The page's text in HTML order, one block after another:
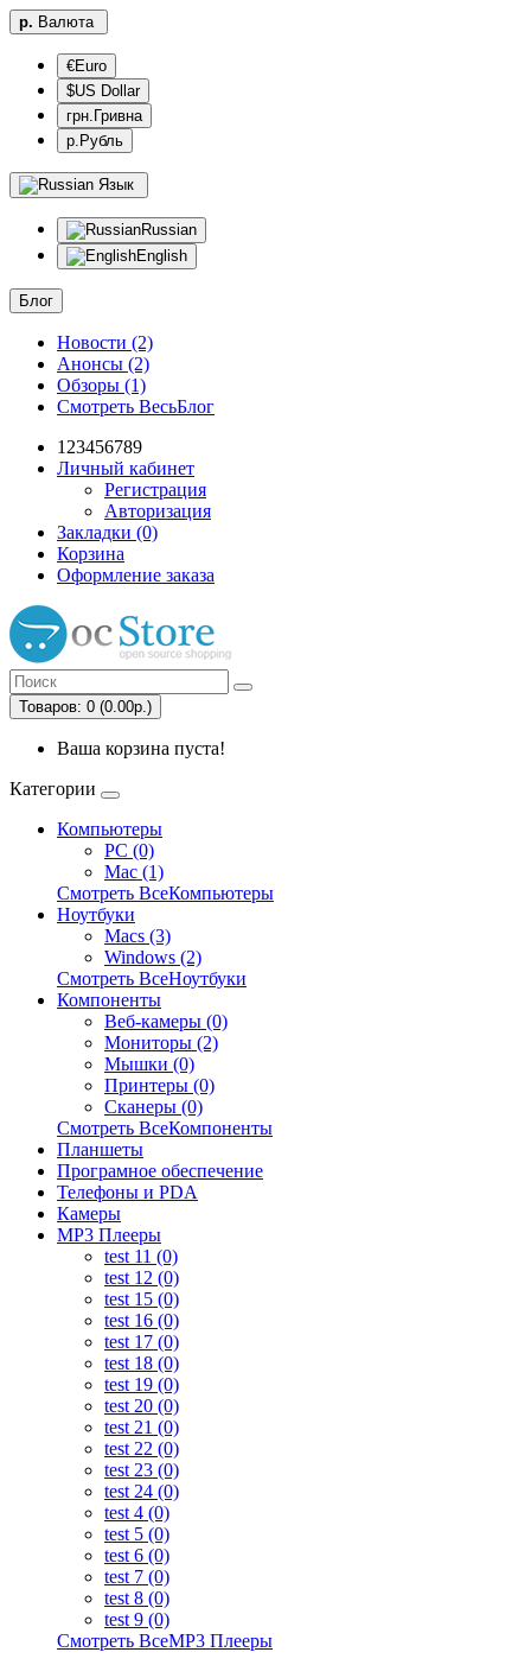
р. Валюта
€Euro
$US Dollar
грн.Гривна
р.Рубль
Язык
Russian
English
Блог
Новости (2)
Анонсы (2)
Обзоры (1)
Смотреть ВесьБлог
123456789
Личный кабинет
Регистрация
Авторизация
Закладки (0)
Корзина
Оформление заказа
Товаров: 0 (0.00р.)
Ваша корзина пуста!
Категории
Компьютеры
PC (0)
Mac (1)
Смотреть ВсеКомпьютеры
Ноутбуки
Macs (3)
Windows (2)
Смотреть ВсеНоутбуки
Компоненты
Веб-камеры (0)
Мониторы (2)
Мышки (0)
Принтеры (0)
Сканеры (0)
Смотреть ВсеКомпоненты
Планшеты
Програмное обеспечение
Телефоны и PDA
Камеры
MP3 Плееры
test 11 (0)
test 12 (0)
test 15 (0)
test 16 (0)
test 17 (0)
test 18 (0)
test 19 (0)
test 20 (0)
test 21 (0)
test 22 (0)
test 23 (0)
test 24 (0)
test 4 (0)
test 5 (0)
test 6 (0)
test 7 (0)
test 8 (0)
test 9 (0)
Смотреть ВсеMP3 Плееры